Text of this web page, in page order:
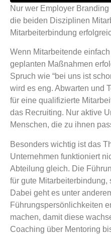
Nur wer Employer
die beiden Disziplinen
Mitarbeiterbindung
Wenn Mitarbeitende
geplanten Maßnahmen
Spruch wie “bei uns ist
wird es eng. Abwarten und
für eine qualifizierte
das Recruiting. Nur aktive
Menschen, die zu ihnen
Besonders wichtig ist das
Unternehmen funktioniert
Abteilung gleich. Die
für gute
Dabei geht es unter
Führungspersönlichkeiten
machen, damit diese
Coaching über Mentoring